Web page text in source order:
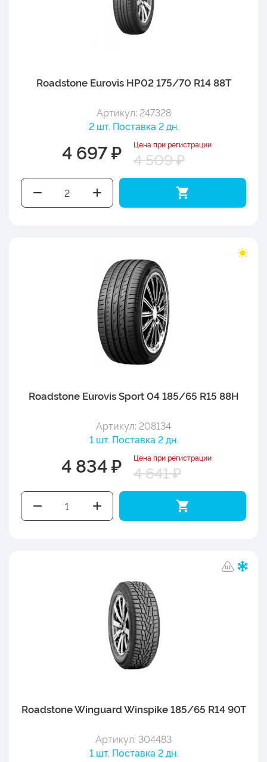
Roadstone Eurovis HP02 175/70 R14 88T
Артикул: 247328
2 шт. Поставка 2 дн.
4 697 ₽ Цена при регистрации
4 509 ₽
Roadstone Eurovis Sport 04 185/65 R15 88H
Артикул: 208134
1 шт. Поставка 2 дн.
4 834 ₽ Цена при регистрации
4 641 ₽
Roadstone Winguard Winspike 185/65 R14 90T
Артикул: 304483
1 шт. Поставка 2 дн.